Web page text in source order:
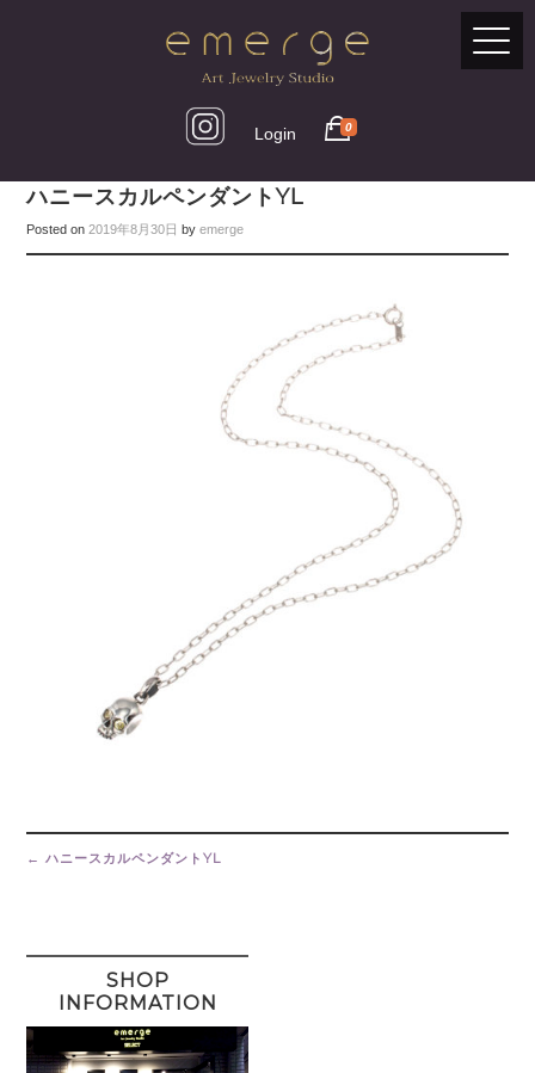
Login 0
ハニースカルペンダントYL
Posted on2019年8月30日 byemerge
Post
navigation
← ハニースカルペンダントYL
SHOP
INFORMATION